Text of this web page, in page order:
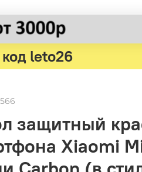
leto26
защитный
Xiaomi